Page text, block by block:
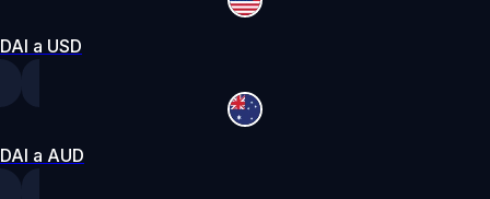
DAI a USD
DAI a AUD